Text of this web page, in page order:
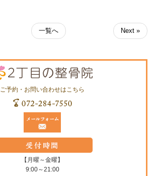
一覧へ Next »
ご予約・お問い合わせはこちら
【月曜～金曜】
9:00～21:00